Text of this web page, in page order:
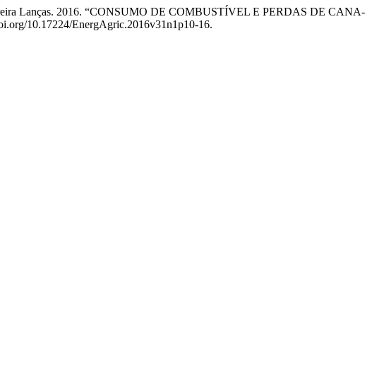
Lanças. 2016. “CONSUMO DE COMBUSTÍVEL E PERDAS DE CANA-
10.17224/EnergAgric.2016v31n1p10-16.